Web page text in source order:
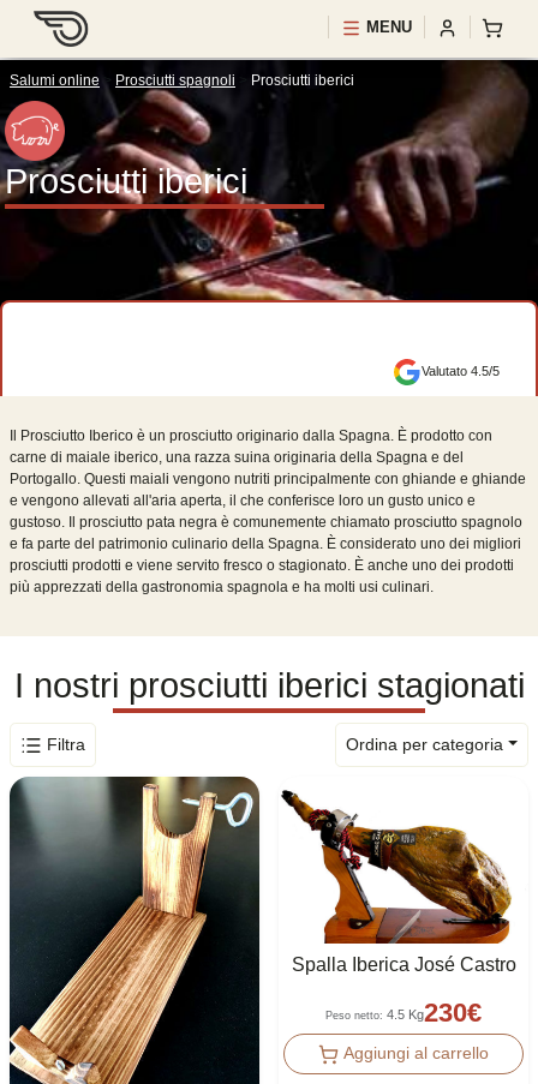
MENU
Salumi online > Prosciutti spagnoli Prosciutti iberici
Prosciutti iberici
Valutato 4.5/5
Il Prosciutto Iberico è un prosciutto originario dalla Spagna. È prodotto con
carne di maiale iberico, una razza suina originaria della Spagna e del
Portogallo. Questi maiali vengono nutriti principalmente con ghiande e ghiande
e vengono allevati all'aria aperta, il che conferisce loro un gusto unico e
gustoso. Il prosciutto pata negra è comunemente chiamato prosciutto spagnolo
e fa parte del patrimonio culinario della Spagna. È considerato uno dei migliori
prosciutti prodotti e viene servito fresco o stagionato. È anche uno dei prodotti
più apprezzati della gastronomia spagnola e ha molti usi culinari.
I nostri prosciutti iberici stagionati
Filtra Ordina per categoria
Spalla Iberica José Castro
Peso netto: 4.5 Kg230€
Aggiungi al carrello